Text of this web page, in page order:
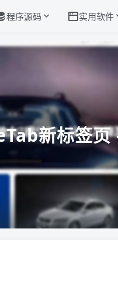
程序源码 实用软件
新标签